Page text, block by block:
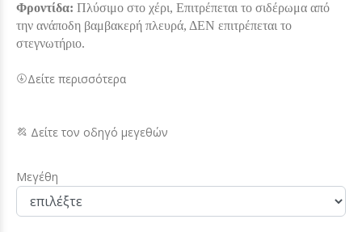
Φροντίδα: Πλύσιμο στο χέρι, Επιτρέπεται το σιδέρωμα από
την ανάποδη βαμβακερή πλευρά, ΔΕΝ επιτρέπεται το
στεγνωτήριο.
Δείτε περισσότερα
Δείτε τον οδηγό μεγεθών
Μεγέθη